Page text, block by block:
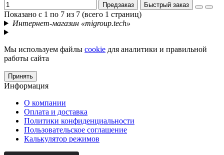
Предзаказ Быстрый заказ
Показано с 1 по 7 из 7 (всего 1 страниц)
Интернет-магазин «migroup.tech»
Мы используем файлы cookie для аналитики и правильной
работы сайта
Принять
Информация
О компании
Оплата и доставка
Политики конфиденциальности
Пользовательское соглашение
Калькулятор режимов